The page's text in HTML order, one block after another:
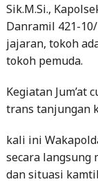
Sik.M.Si.,
Danramil 421-
jajaran, tokoh
tokoh pemuda.
Kegiatan Jum’at
trans tanjungan
kali ini
secara langsung
dan situasi